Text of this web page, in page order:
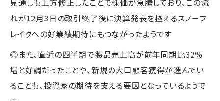
見通しも上方修正したことで株価が急騰しており、この流
れが12月3日の取引終了後に決算発表を控えるスノーフ
レイクへの好業績期待にもつながったようです
◎また、直近の四半期で製品売上高が前年同期比32％
増と好調だったことや、新規の大口顧客獲得が進んでい
ることも、投資家の期待を支える要因となっているようで